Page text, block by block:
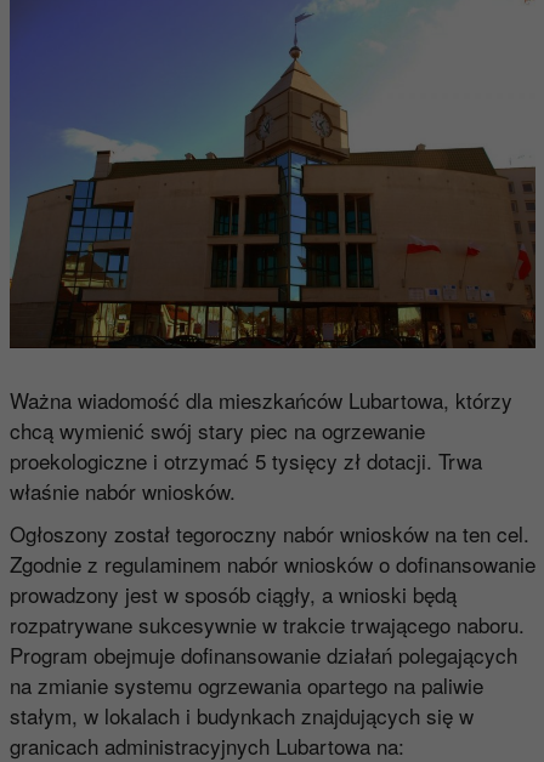
Ważna wiadomość dla mieszkańców Lubartowa, którzy
chcą wymienić swój stary piec na ogrzewanie
proekologiczne i otrzymać 5 tysięcy zł dotacji. Trwa
właśnie nabór wniosków.
Ogłoszony został tegoroczny nabór wniosków na ten cel.
Zgodnie z regulaminem nabór wniosków o dofinansowanie
prowadzony jest w sposób ciągły, a wnioski będą
rozpatrywane sukcesywnie w trakcie trwającego naboru.
Program obejmuje dofinansowanie działań polegających
na zmianie systemu ogrzewania opartego na paliwie
stałym, w lokalach i budynkach znajdujących się w
granicach administracyjnych Lubartowa na: